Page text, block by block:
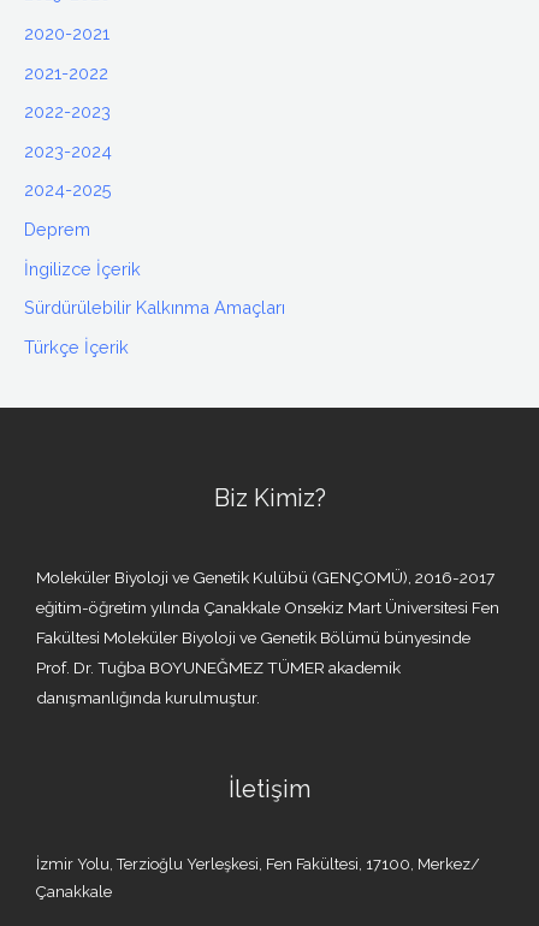
2020-2021
2021-2022
2022-2023
2023-2024
2024-2025
Deprem
İngilizce İçerik
Sürdürülebilir Kalkınma Amaçları
Türkçe İçerik
Biz Kimiz?
Moleküler Biyoloji ve Genetik Kulübü (GENÇOMÜ), 2016-2017
eğitim-öğretim yılında Çanakkale Onsekiz Mart Üniversitesi Fen
Fakültesi Moleküler Biyoloji ve Genetik Bölümü bünyesinde
Prof. Dr. Tuğba BOYUNEĞMEZ TÜMER akademik
danışmanlığında kurulmuştur.
İletişim
İzmir Yolu, Terzioğlu Yerleşkesi, Fen Fakültesi, 17100, Merkez/
Çanakkale